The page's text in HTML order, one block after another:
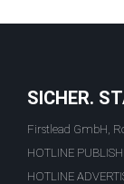
SICHER.
Firstlead GmbH,
HOTLINE
HOTLINE